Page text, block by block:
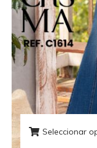
Seleccionar